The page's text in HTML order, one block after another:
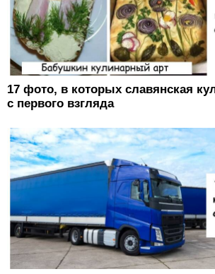
17 фото, в которых славянская
с первого взгляда